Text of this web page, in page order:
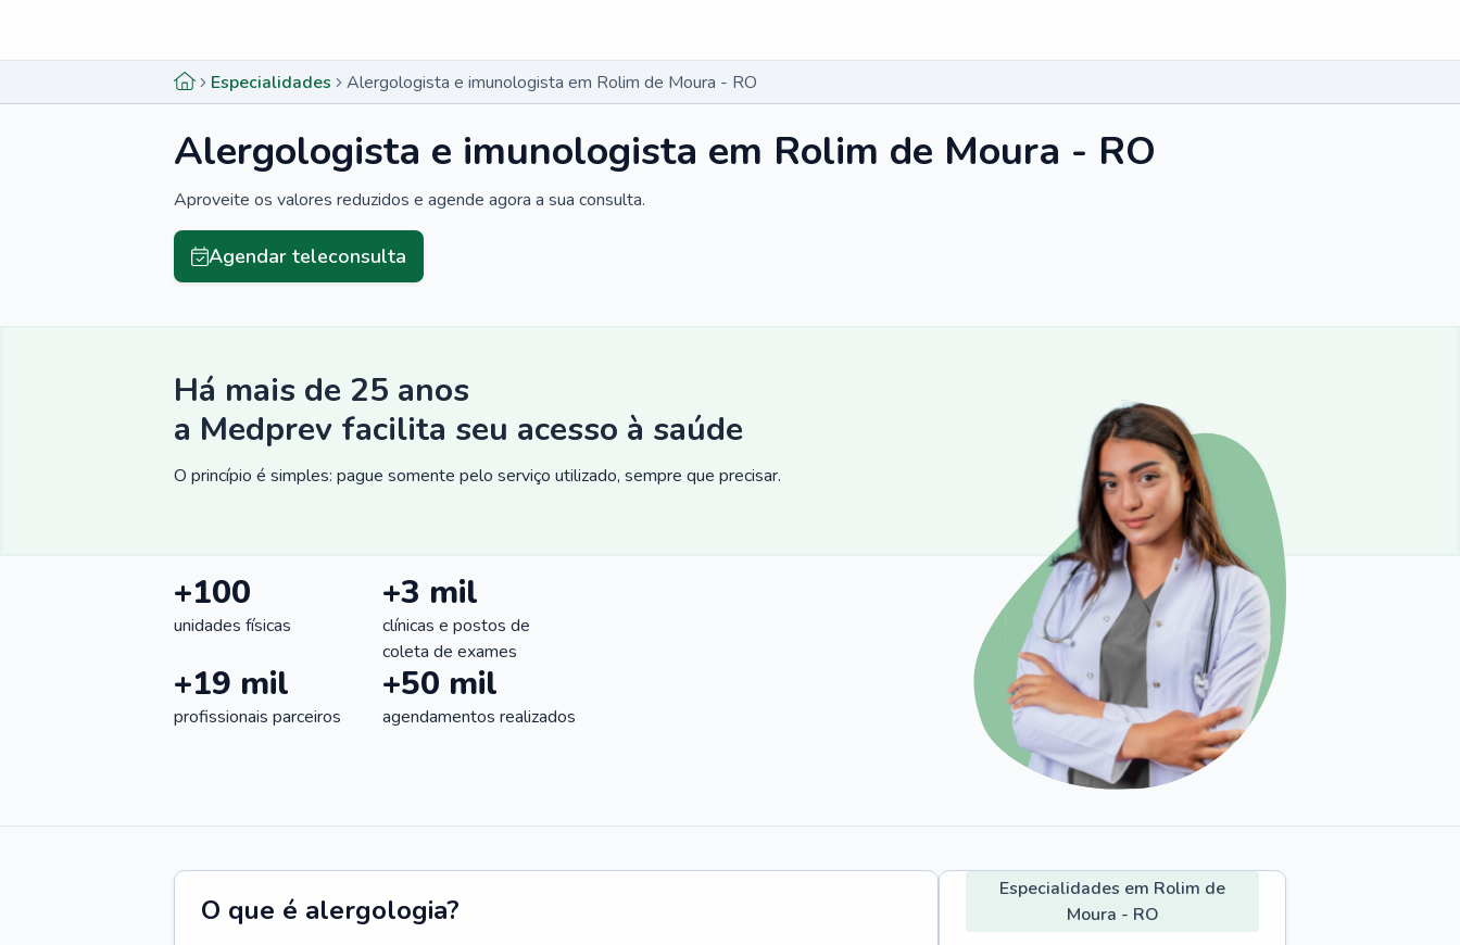
Especialidades Alergologista e imunologista em Rolim de Moura - RO
Alergologista e imunologista em Rolim de Moura - RO
Aproveite os valores reduzidos e agende agora a sua consulta.
Agendar teleconsulta
Há mais de 25 anos
a Medprev facilita seu acesso à saúde
O princípio é simples: pague somente pelo serviço utilizado, sempre que precisar.
+100
unidades físicas
+3 mil
clínicas e postos de
coleta de exames
+19 mil
profissionais parceiros
+50 mil
agendamentos realizados
O que é alergologia?
Especialidades em Rolim de
Moura - RO